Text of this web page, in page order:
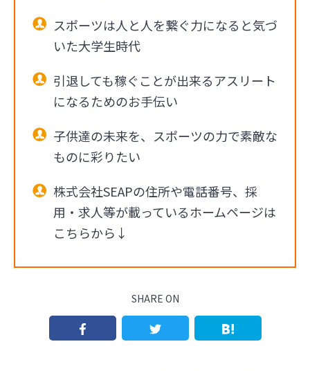
スポーツは人と人を繋ぐ力になると気づ
いた大学生時代
引退しても稼ぐことが出来るアスリート
になるためのお手伝い
子供達の未来を、スポーツの力で素敵な
ものに彩りたい
株式会社SEAPの住所や電話番号、採
用・求人等が載っているホームページは
こちらから↓
SHARE ON